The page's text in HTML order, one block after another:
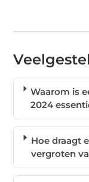
Waarom is
2024
Hoe draagt
vergroten